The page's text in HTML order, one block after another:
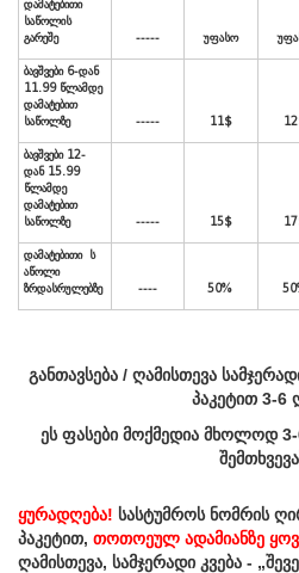
განთავსება / ღამისთევა
პაკეტით 3-6
ეს ფასები მოქმედია მხოლოდ3-
ყურადღება! სასტუმროს ნომრის
პაკეტით, თოთოეულ ადამიანზე
ღამისთევა, სამჯერადი კვება -